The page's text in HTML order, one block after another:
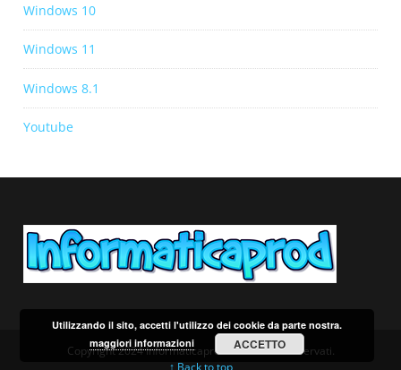
Windows 10
Windows 11
Windows 8.1
Youtube
Copyright 2024 Informaticaprod. Tutti i diritti riservati.
↑ Back to top
Utilizzando il sito, accetti l'utilizzo dei cookie da parte nostra.
maggiori informazioni
ACCETTO